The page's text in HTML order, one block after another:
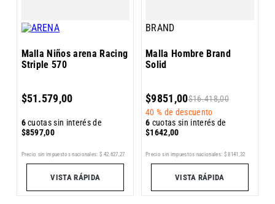
Malla Niños arena Racing
Striple 570
$51.579,00
6cuotas sin interés de
$8597,00
Precio sin impuestos nacionales: $ 42 627 27
VISTA RÁPIDA
BRAND
Malla Hombre Brand
Solid
$9851 ,00$16.418,00
40 % de descuento
6 cuotas sin interés de
$1642,00
Precio sin impuestos nacionales: $ 8141 32
VISTA RÁPIDA